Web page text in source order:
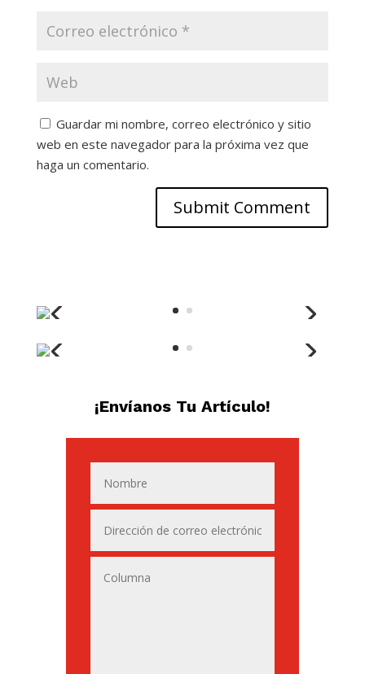
Guardar mi nombre, correo electrónico y sitio
web en este navegador para la próxima vez que
haga un comentario.
Submit Comment
¡Envíanos Tu Artículo!